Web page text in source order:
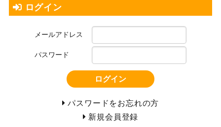
ログイン
メールアドレス
パスワード
ログイン
パスワードをお忘れの方
新規会員登録